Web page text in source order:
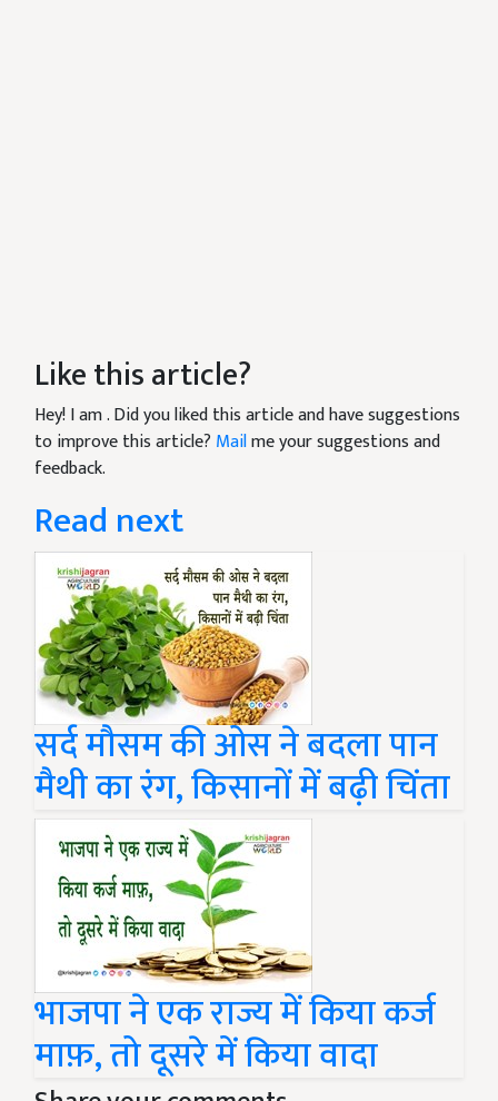
Like this article?
Hey! I am. Did you liked this article and have suggestions
to improve this article? Mailme your suggestions and
feedback.
Read next
सर्द मौसम की ओस ने बदला पान
मैथी का रंग, किसानों में बढ़ी चिंता
भाजपा ने एक राज्य में किया कर्ज
माफ़, तो दूसरे में किया वादा